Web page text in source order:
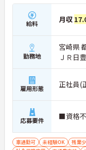
給料 月収
勤務地
宮崎県
ＪＲ日
雇用形態 正社員(
応募要件 ■資格
車通勤可 未経験OK 残業